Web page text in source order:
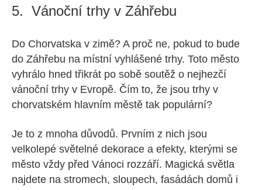
5. Vánoční trhy v Záhřebu
Do Chorvatska v zimě? A proč ne, pokud to bude
do Záhřebu na místní vyhlášené trhy. Toto město
vyhrálo hned třikrát po sobě soutěž o nejhezčí
vánoční trhy v Evropě. Čím to, že jsou trhy v
chorvatském hlavním městě tak populární?
Je to z mnoha důvodů. Prvním z nich jsou
velkolepé světelné dekorace a efekty, kterými se
město vždy před Vánoci rozzáří. Magická světla
najdete na stromech, sloupech, fasádách domů i